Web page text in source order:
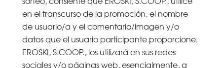
en el transcurso de la promoción, el nombre
de usuario/a y el comentario/imagen y/o
datos que el usuario participante proporcione.
EROSKI, S.COOP., los utilizará en sus redes
sociales y/o páginas web, esencialmente, a